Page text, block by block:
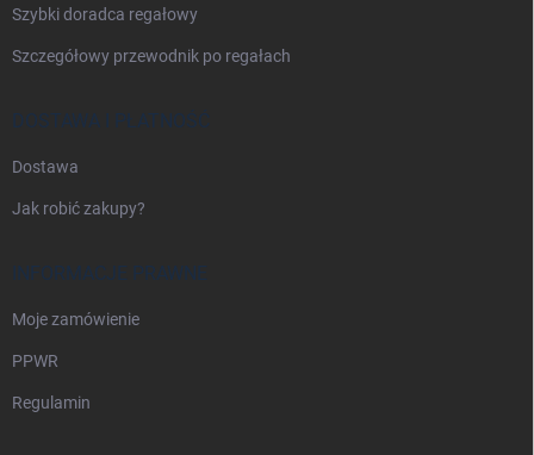
Szybki doradca regałowy
Szczegółowy przewodnik po regałach
DOSTAWA I PŁATNOŚĆ
Dostawa
Jak robić zakupy?
INFORMACJE PRAWNE
Moje zamówienie
PPWR
Regulamin